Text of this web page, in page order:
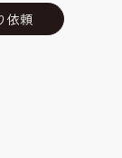
依頼